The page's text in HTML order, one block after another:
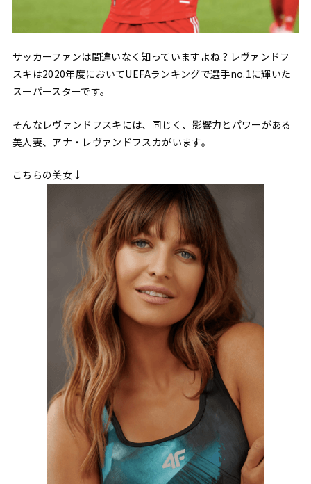
サッカーファンは間違いなく知っていますよね？レヴァンドフ
スキは2020年度においてUEFAランキングで選手no.1に輝いた
スーパースターです。
そんなレヴァンドフスキには、同じく、影響力とパワーがある
美人妻、アナ・レヴァンドフスカがいます。
こちらの美女↓